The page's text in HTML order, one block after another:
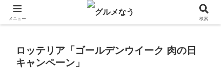
飲食店キャンペーン・食品飲料お菓子新発売のグルメニュース。
ロッテリア「ゴールデンウイーク 肉の日
キャンペーン」
メニュー 検索